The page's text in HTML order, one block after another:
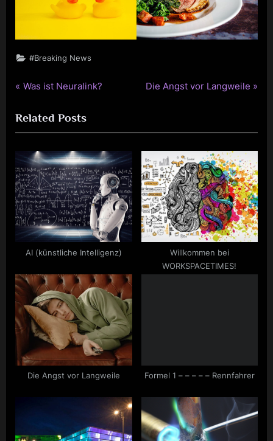
#Breaking News
Beitragsnavigation
P
e
v
o
u
s
P
o
:
Was ist Neuralink?
N
t
P
o
s
t
:
Die Angst vor Langweile
Related Posts
AI (künstliche Intelligenz)
Willkommen bei
WORKSPACETIMES!
Die Angst vor Langweile Formel 1 – – – – – Rennfahrer